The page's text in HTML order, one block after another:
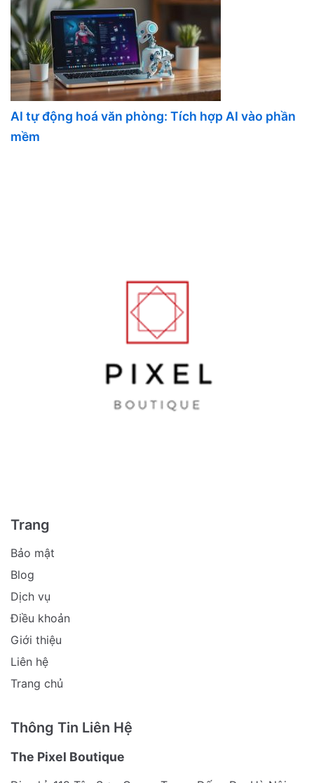
AI tự động hoá văn phòng: Tích hợp AI vào phần
mềm
Trang
Bảo mật
Blog
Dịch vụ
Điều khoản
Giới thiệu
Liên hệ
Trang chủ
Thông Tin Liên Hệ
The Pixel Boutique